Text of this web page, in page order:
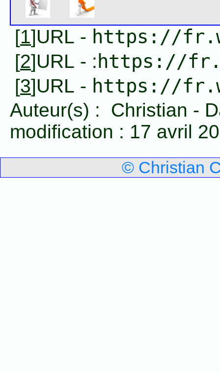
[1]URL - https://
[2]URL - : https://
[3]URL - https://
Auteur(s) : Christian -
modification : 17 avril
© Christian